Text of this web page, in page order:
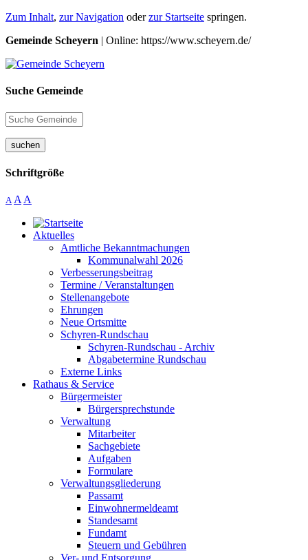
Zum Inhalt, zur Navigation oderzur Startseite springen.
Gemeinde Scheyern | Online: https://www.scheyern.de/
Suche Gemeinde
suchen
Schriftgröße
A A A
Aktuelles
Amtliche Bekanntmachungen
Kommunalwahl 2026
Verbesserungsbeitrag
Termine / Veranstaltungen
Stellenangebote
Ehrungen
Neue Ortsmitte
Schyren-Rundschau
Schyren-Rundschau - Archiv
Abgabetermine Rundschau
Externe Links
Rathaus & Service
Bürgermeister
Bürgersprechstunde
Verwaltung
Mitarbeiter
Sachgebiete
Aufgaben
Formulare
Verwaltungsgliederung
Passamt
Einwohnermeldeamt
Standesamt
Fundamt
Steuern und Gebühren
Ver- und Entsorgung